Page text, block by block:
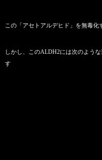
この「アセトアルデヒド」を無毒化
しかし、このALDH2には次のよう
す